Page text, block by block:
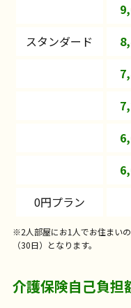
スタンダード
0円プラン
※2人部屋にお1人でお住まい
（30日）となります。
介護保険自己負担